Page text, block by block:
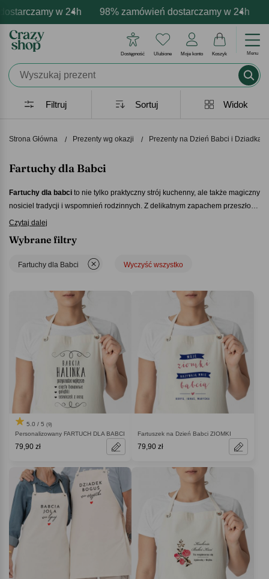
w 24h 98% zamówień dostarczamy w 24h
personalizacja produktów Profesjonalna i darmowa
emocje - zawsze udane prezenty Prezentujemy
Dostępność Ulubione Moje konto Koszyk Menu
Strona Główna Prezenty wg okazji Prezenty na Dzień Babci i Dziadka
Fartuchy dla Babci
Fartuchy dla babci to nie tylko praktyczny strój kuchenny, ale także magiczny
nosiciel tradycji i wspomnień rodzinnych. Z delikatnym zapachem przeszłości
chronią przed plamami, jednocześnie uchylając drzwi do kulinarnego
smugami, ale również symbolem miłości i troski, przenosząc niepowtarzalny
styl kuchenny z pokolenia na pokolenie.
element kuchennego dziedzictwa, gdzie smak potraw i nostalgia splatają się
Czytaj dalej
Filtruj Widok
Sortuj
Wybrane filtry
Fartuchy dla Babci Wyczyść wszystko
5.0 / 5 (9)
Personalizowany FARTUCH DLA BABCI
79,90 zł
Fartuszek na Dzień Babci ZIOMKI
79,90 zł